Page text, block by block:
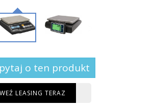
o ten produkt
WEŹ LEASING TERAZ